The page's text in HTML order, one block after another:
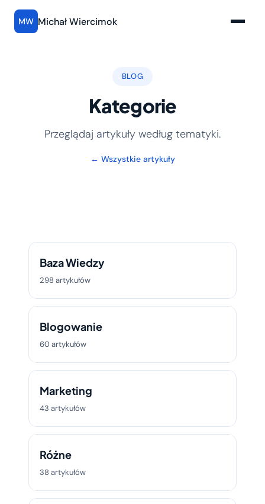
MW Michał Wiercimok
BLOG
Kategorie
Przeglądaj artykuły według tematyki.
← Wszystkie artykuły
Baza Wiedzy
298 artykułów
Blogowanie
60 artykułów
Marketing
43 artykułów
Różne
38 artykułów